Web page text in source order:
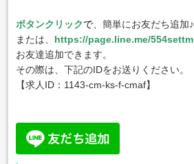
ボタンクリックで 、簡単にお友だち追加♪
または、 https://page.line.me/554settm
お友達追加できます。
その際は、下記のIDをお送りください。
【求人ID： 1143-cm-ks-f-cmaf】